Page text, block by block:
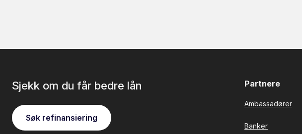
Sjekk om du får bedre lån
Søk refinansiering
Partnere
Ambassadører
Banker